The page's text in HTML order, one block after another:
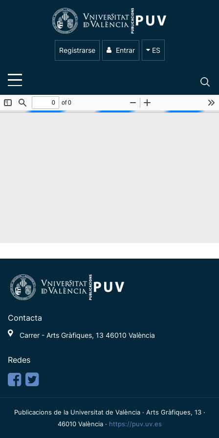
Registrarse Entrar ES
Contacta
Carrer - Arts Gràfiques, 13 46010 València
Redes
Publicacions de la Universitat de València · Arts Gràfiques, 13 ·
46010 València · https://puv.uv.es